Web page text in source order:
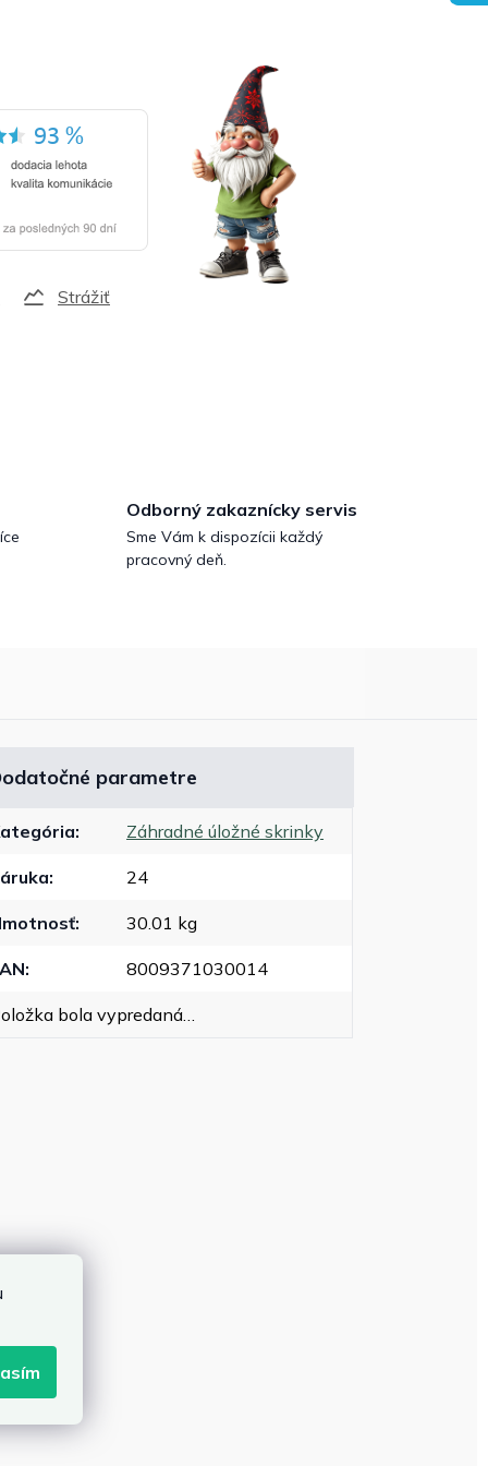
Strážiť
Odborný zakaznícky servis
Sme Vám k dispozícii každý
pracovný deň.
parametre
: Záhradné úložné skrinky
: 24
: 30.01 kg
: 8009371030014
bola vypredaná…